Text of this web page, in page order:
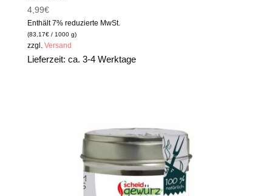
4,99€
Enthält 7% reduzierte MwSt.
(83,17€/ 1000 g)
zzgl. Versand
Lieferzeit: ca. 3-4 Werktage